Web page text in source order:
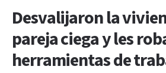
Desvalijaron la
pareja ciega y les
herramientas de